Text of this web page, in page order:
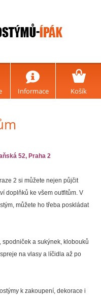
Informace Košík
52, Praha 2
2 si můžete nejen půjčit
doplňků ke všem outfitům. V
můžete ho třeba poskládat
spodniček a sukýnek, klobouků
na vlasy a líčidla až po
k zakoupení, dekorace i